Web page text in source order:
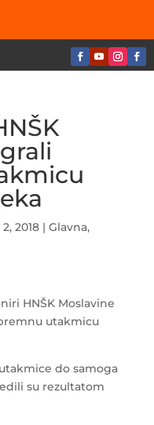
2018| Glavna,
HNŠK Moslavine
utakmicu
do samoga
su rezultatom